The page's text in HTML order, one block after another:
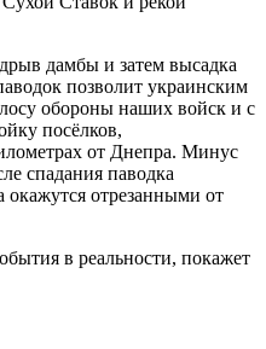
дамбы и затем высадка
позволит украинским
обороны наших войск и с
посёлков,
от Днепра. Минус
спадания паводка
окажутся отрезанными от
в реальности, покажет